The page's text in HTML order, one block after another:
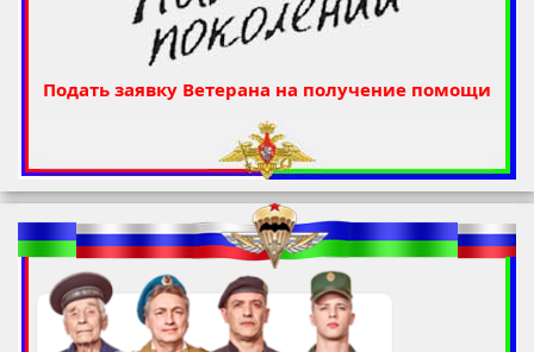
Подать заявку Ветерана на получение помощи